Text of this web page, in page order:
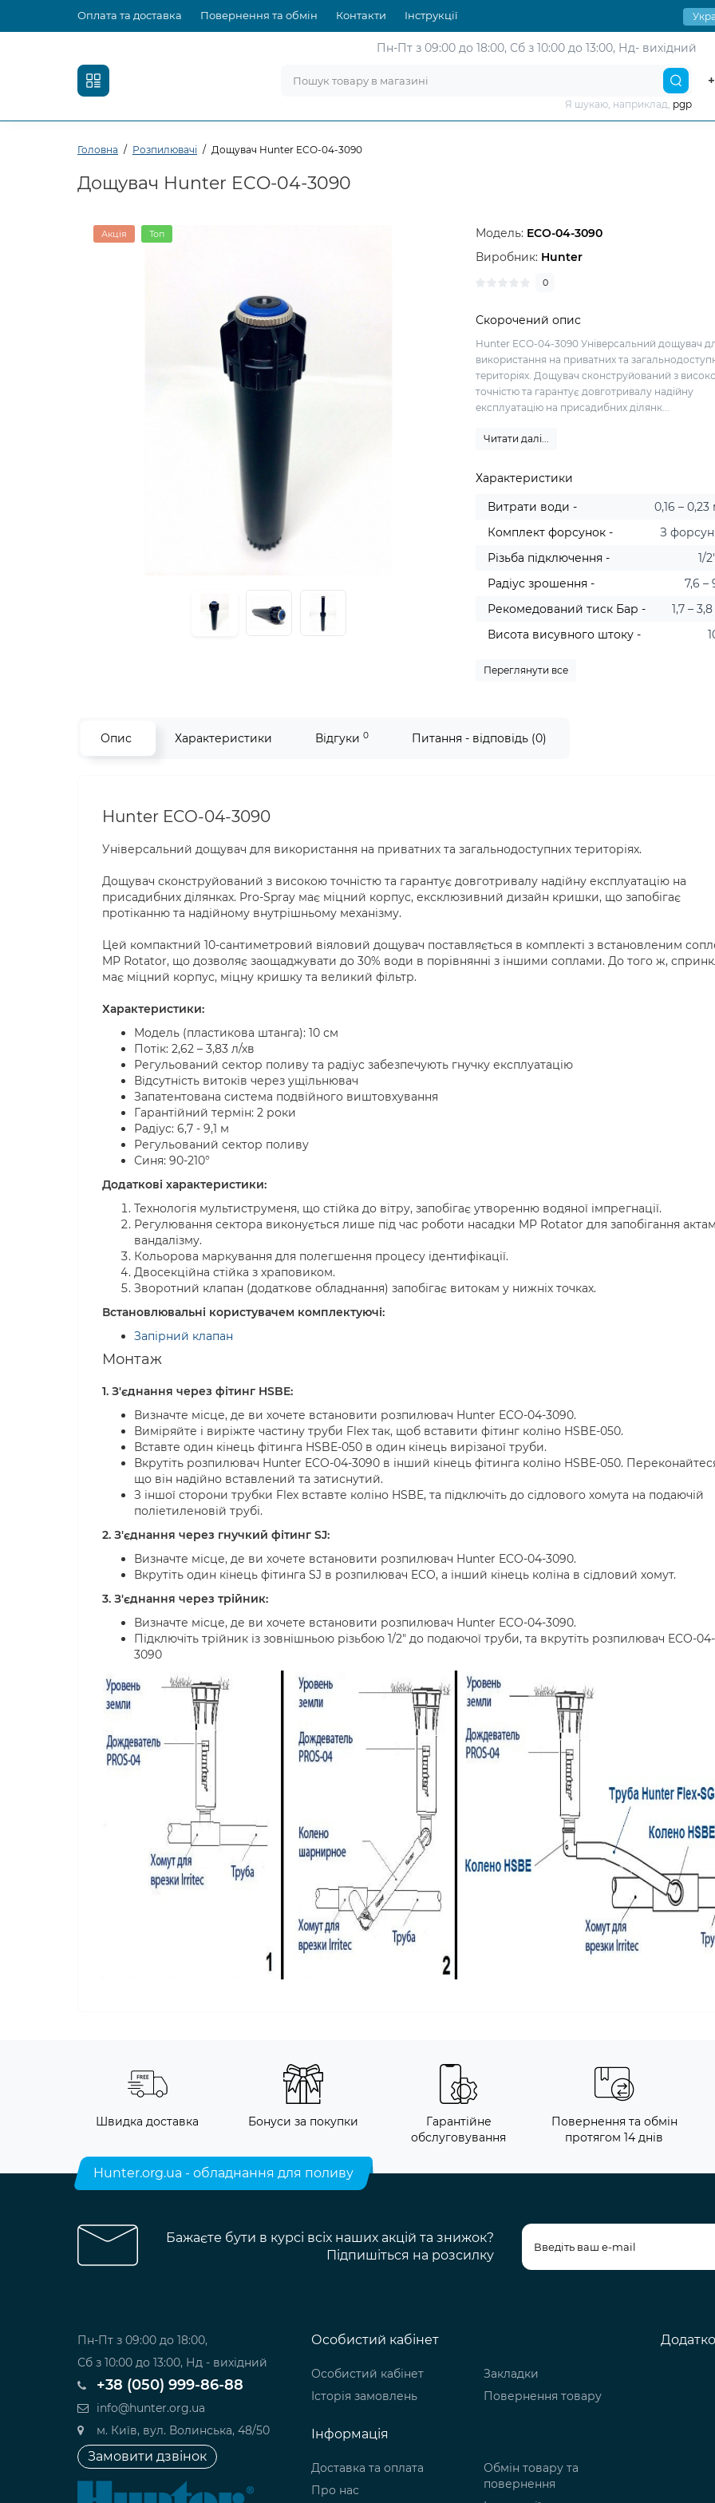
Оплата та доставка Повернення та обмін Контакти Інструкції
Пн-Пт з 09:00 до 18:00, Сб з 10:00 до 13:00, Нд- вихідний
Я шукаю, наприклад, pgp
Головна Розпилювачі Дощувач Hunter ECO-04-3090
Дощувач Hunter ECO-04-3090
Акція Топ Модель: ECO-04-3090
Виробник: Hunter
0
Скорочений опис
Hunter ECO-04-3090 Універсальний дощувач
використання на приватних та
територіях. Дощувач сконструйований з
точністю та гарантує довготривалу надійну
експлуатацію на присадибних ділянк...
Читати далі...
Характеристики
Витрати води -
0,16 – 0,23
Комплект форсунок -
З
Різьба підключення -
1/
Радіус зрошення -
7,6 –
Рекомедований тиск Бар -
1,7 –
Висота висувного штоку -
Переглянути все
Опис Характеристики Відгуки 0 Питання - відповідь (0)
Hunter ECO-04-3090
Універсальний дощувач для використання на приватних та загальнодоступних територіях.
Дощувач сконструйований з високою точністю та гарантує довготривалу надійну експлуатацію на
присадибних ділянках. Pro-Spray має міцний корпус, ексклюзивний дизайн кришки, що запобігає
протіканню та надійному внутрішньому механізму.
Цей компактний 10-сантиметровий віяловий дощувач поставляється в комплекті з встановленим
MP Rotator, що дозволяє заощаджувати до 30% води в порівнянні з іншими соплами. До того ж,
має міцний корпус, міцну кришку та великий фільтр.
Характеристики:
Модель (пластикова штанга): 10 см
Потік: 2,62 – 3,83 л/хв
Регульований сектор поливу та радіус забезпечують гнучку експлуатацію
Відсутність витоків через ущільнювач
Запатентована система подвійного виштовхування
Гарантійний термін: 2 роки
Радіус: 6,7 - 9,1 м
Регульований сектор поливу
Синя: 90-210°
Додаткові характеристики:
Технологія мультиструменя, що стійка до вітру, запобігає утворенню водяної імпрегнації.
Регулювання сектора виконується лише під час роботи насадки MP Rotator для запобігання
вандалізму.
Кольорова маркування для полегшення процесу ідентифікації.
Двосекційна стійка з храповиком.
Зворотний клапан (додаткове обладнання) запобігає витокам у нижніх точках.
Встановлювальні користувачем комплектуючі:
Запірний клапан
Монтаж
1. З'єднання через фітинг HSBE:
Визначте місце, де ви хочете встановити розпилювач Hunter ECO-04-3090.
Виміряйте і виріжте частину труби Flex так, щоб вставити фітинг коліно HSBE-050.
Вставте один кінець фітинга HSBE-050 в один кінець вирізаної труби.
Вкрутіть розпилювач Hunter ECO-04-3090 в інший кінець фітинга коліно HSBE-050.
що він надійно вставлений та затиснутий.
З іншої сторони трубки Flex вставте коліно HSBE, та підключіть до сідлового хомута на подаючій
поліетиленовій трубі.
2. З'єднання через гнучкий фітинг SJ:
Визначте місце, де ви хочете встановити розпилювач Hunter ECO-04-3090.
Вкрутіть один кінець фітинга SJ в розпилювач ECO, а інший кінець коліна в сідловий хомут.
3. З'єднання через трійник:
Визначте місце, де ви хочете встановити розпилювач Hunter ECO-04-3090.
Підключіть трійник із зовнішньою різьбою 1/2" до подаючої труби, та вкрутіть розпилювач ECO-04-
3090
Швидка доставка Бонуси за покупки
Гарантійне
обслуговування
Повернення та обмін
протягом 14 днів
Hunter.org.ua - обладнання для поливу
Бажаєте бути в курсі всіх наших акцій та знижок?
Підпишіться на розсилку
Пн-Пт з 09:00 до 18:00,
Сб з 10:00 до 13:00, Нд - вихідний
+38 (050) 999-86-88
info@hunter.org.ua
м. Київ, вул. Волинська, 48/50
Замовити дзвінок
Особистий кабінет
Особистий кабінет
Історія замовлень
Закладки
Повернення товару
Інформація
Доставка та оплата
Про нас
Обмін товару та
повернення